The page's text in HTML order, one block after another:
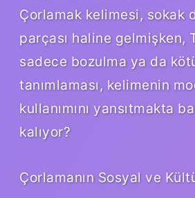
Çorlamak kelimesi, sokak
parçası haline gelmişken,
sadece bozulma ya da
tanımlaması, kelimenin
kullanımını yansıtmakta
kalıyor?
Çorlamanın Sosyal ve